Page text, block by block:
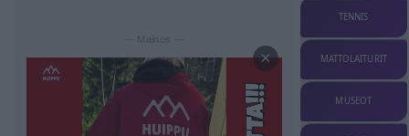
— Mainos —
×
TENNIS
MATTOLAITURIT
MUSEOT